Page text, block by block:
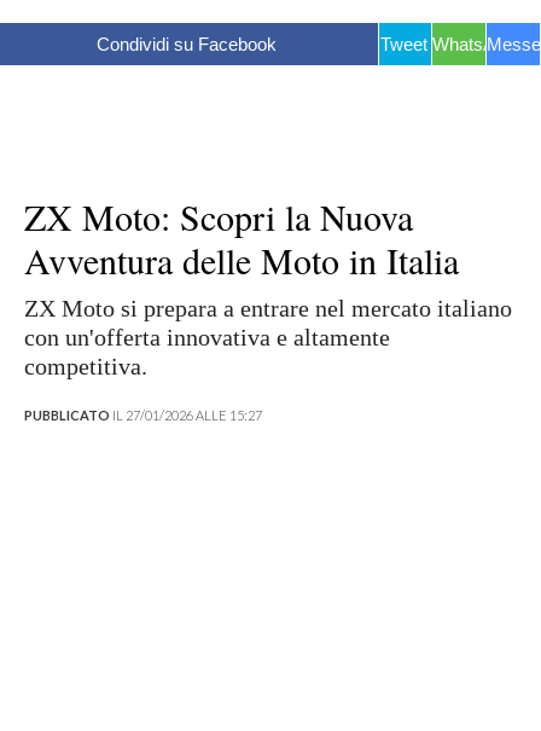
Condividi su Facebook Tweet WhatsApp
ZX Moto: Scopri la Nuova
Avventura delle Moto in Italia
ZX Moto si prepara a entrare nel mercato italiano
con un'offerta innovativa e altamente
competitiva.
PUBBLICATO IL 27/01/2026 ALLE 15:27